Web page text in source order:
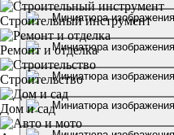
Строительный инструмент
Ремонт и отделка
Строительство
Дом и сад